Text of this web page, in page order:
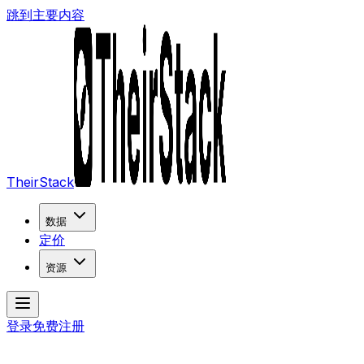
跳到主要内容
TheirStack
数据
定价
资源
登录免费注册